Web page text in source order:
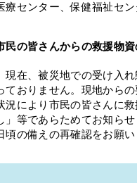
療センター、保健福祉セ
民の皆さんからの救援物
現在、被災地での受け入れ
ておりません。現地から
況により市民の皆さんに
」等であらためてお知ら
頃の備えの再確認をお願